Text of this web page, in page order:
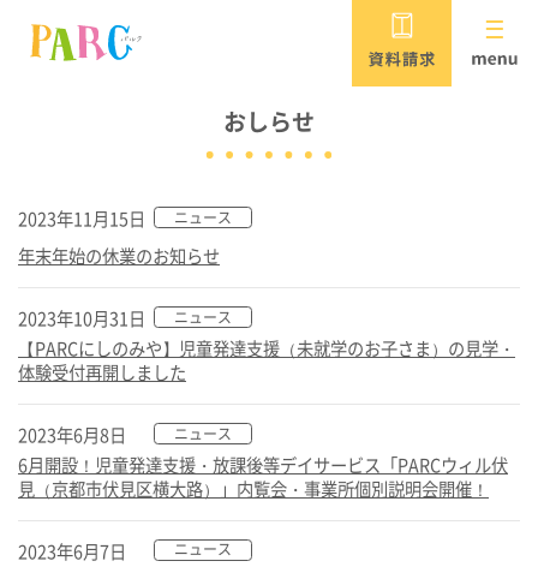
おしらせ
2023年11月15日 ニュース
年末年始の休業のお知らせ
2023年10月31日 ニュース
【PARCにしのみや】児童発達支援（未就学のお子さま）の見学・
体験受付再開しました
2023年6月8日 ニュース
6月開設！児童発達支援・放課後等デイサービス「PARCウィル伏
見（京都市伏見区横大路）」内覧会・事業所個別説明会開催！
2023年6月7日 ニュース
児童発達支援・放課後等デイサービス
保育所等訪問支援・居宅訪問型児童発達支援
パルク
重症心身障害児対応 /
児童発達支援・放課後等デイサービス
パルク ウィル
PARCウィルの
短期入所（ショートステイ）施設
パルク ルポ